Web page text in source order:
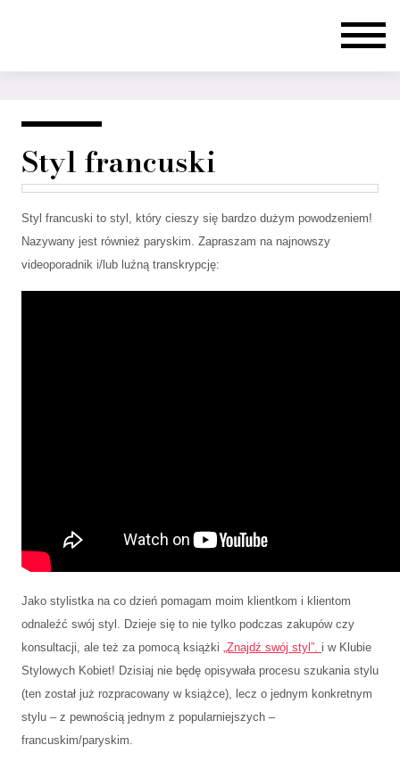
Styl francuski
Styl francuski to styl, który cieszy się bardzo dużym powodzeniem!
Nazywany jest również paryskim. Zapraszam na najnowszy
videoporadnik i/lub luźną transkrypcję:
Jako stylistka na co dzień pomagam moim klientkom i klientom
odnaleźć swój styl. Dzieje się to nie tylko podczas zakupów czy
konsultacji, ale też za pomocą książki „Znajdź swój styl”. i w Klubie
Stylowych Kobiet! Dzisiaj nie będę opisywała procesu szukania stylu
(ten został już rozpracowany w książce), lecz o jednym konkretnym
stylu – z pewnością jednym z popularniejszych –
francuskim/paryskim.